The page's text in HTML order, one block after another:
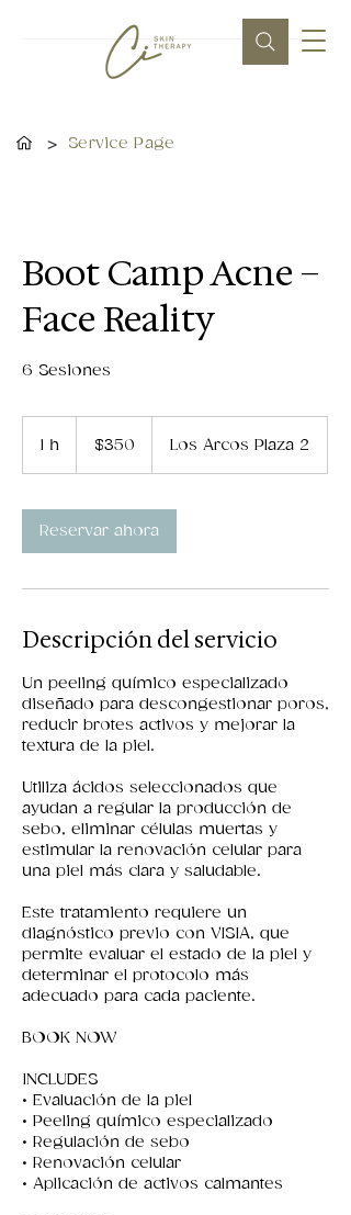
> Service Page
Boot Camp Acne –
Face Reality
6 Sesiones
1 h
estadounidenses
$350 Los Arcos Plaza 2
Reservar ahora
Descripción del servicio
Un peeling químico especializado
diseñado para descongestionar poros,
reducir brotes activos y mejorar la
textura de la piel.
Utiliza ácidos seleccionados que
ayudan a regular la producción de
sebo, eliminar células muertas y
estimular la renovación celular para
una piel más clara y saludable.
Este tratamiento requiere un
diagnóstico previo con VISIA, que
permite evaluar el estado de la piel y
determinar el protocolo más
adecuado para cada paciente.
BOOK NOW
INCLUDES
• Evaluación de la piel
• Peeling químico especializado
• Regulación de sebo
• Renovación celular
• Aplicación de activos calmantes